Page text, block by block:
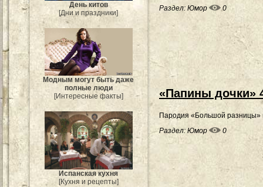
День китов
[Дни и праздники]
Модным могут быть даже
полные люди
[Интересные факты]
Испанская кухня
[Кухня и рецепты]
Раздел: Юмор 0
«Папины дочки»
Пародия «Большой разницы»
Раздел: Юмор 0